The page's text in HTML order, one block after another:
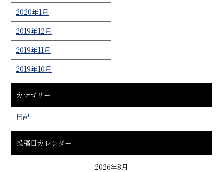
2020年1月
2019年12月
2019年11月
2019年10月
カテゴリー
日記
投稿日カレンダー
2026年8月